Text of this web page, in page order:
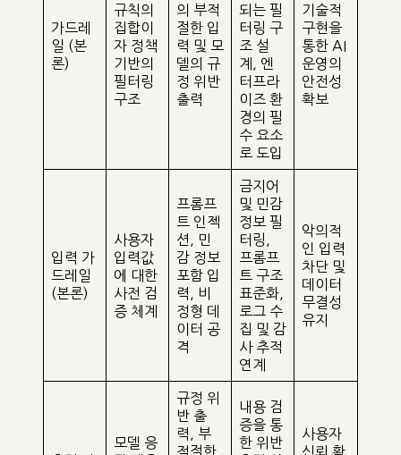
가드레
일 (본
론)
규칙의
집합이
자 정책
기반의
필터링
구조
의 부적
절한 입
력 및 모
델의 규
정 위반
출력
되는 필
터링 구
조 설
계, 엔
터프라
이즈 환
경의 필
수 요소
로 도입
기술적
구현을
통한 AI
운영의
안전성
확보
입력 가
드레일
(본론)
사용자
입력값
에 대한
사전 검
증 체계
프롬프
트 인젝
션, 민
감 정보
포함 입
력, 비
정형 데
이터 공
격
금지어
및 민감
정보 필
터링,
프롬프
트 구조
표준화,
로그 수
집 및 감
사 추적
연계
악의적
인 입력
차단 및
데이터
무결성
유지
모델 응
규정 위
반 출
력, 부
적절한
내용 검
증을 통
한 위반
사용자
신뢰 확